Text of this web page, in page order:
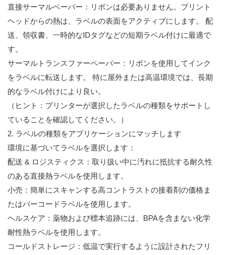
直接サーマルペーパー：リボンは必要ありません。プリント
ヘッドからの熱は、ラベルの表面をアクティブにします。 配
送、領収書、一時的なIDタグなどの短期ラベル付けに最適で
す。
サーマルトランスファーペーパー：リボンを使用してインク
をラベルに転送します。 特に屋外または高温環境では、長期
的なラベル付けにより良い。
（ヒント：プリンターが選択したラベルの種類をサポートし
ていることを確認してください。）
2. ラベルの種類をアプリケーションにマッチします
環境に基づいてラベルを選択します：
配送 & ロジスティクス：取り扱い中に汚れに抵抗する耐久性
のある直接熱ラベルを使用します。
小売：簡単にスキャンする高コントラストの接着剤の価格ま
たはバーコードラベルを使用します。
ヘルスケア：薬物および標本追跡には、BPAを含まない化学
耐性熱ラベルを使用します。
コールドストレージ：低温で実行するように設計されたフリ